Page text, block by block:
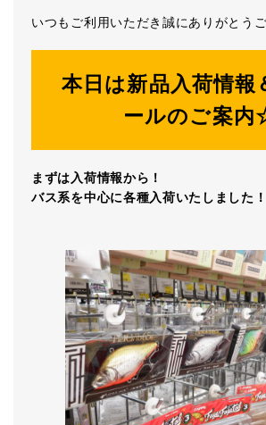
いつもご利用いただき誠にありがとう
本日は新品入荷情報
ールのご案
まずは入荷情報から！
バス系を中心に各種入荷いたしました！